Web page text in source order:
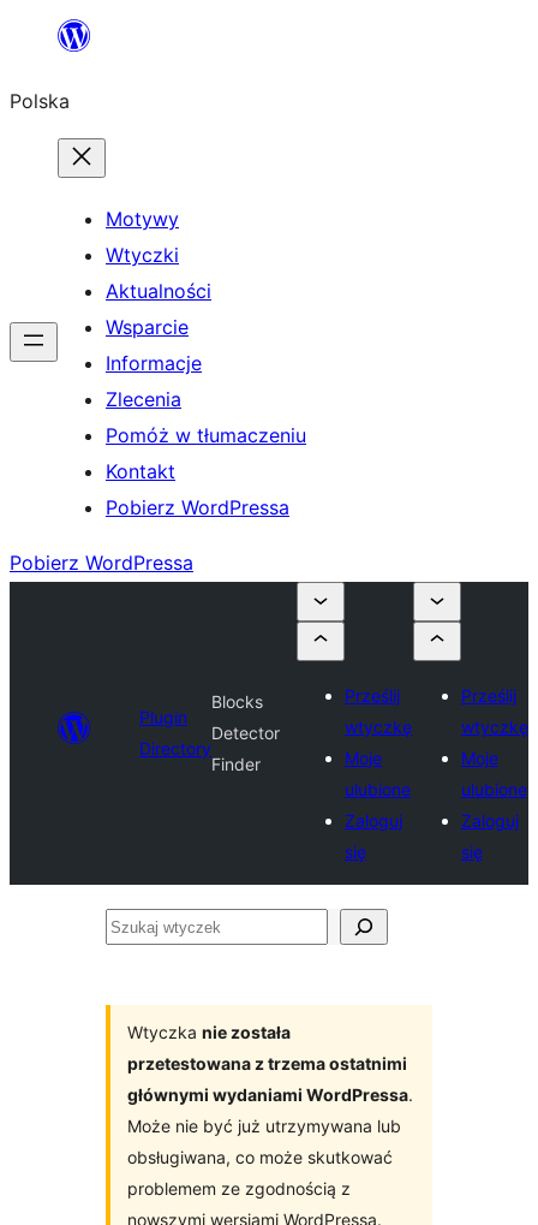
Przejdź
treści
Polska
Motywy
Wtyczki
Aktualności
Wsparcie
Informacje
Zlecenia
Pomóż w tłumaczeniu
Kontakt
Pobierz WordPressa
Pobierz WordPressa
Plugin
Directory
Blocks
Detector
Finder
Prześlij
wtyczkę
Moje
ulubione
Zaloguj
się
Prześlij
wtyczkę
Moje
ulubione
Zaloguj
się
Szukaj
Wtyczka nie została
przetestowana z trzema ostatnimi
głównymi wydaniami WordPressa.
Może nie być już utrzymywana lub
obsługiwana, co może skutkować
problemem ze zgodnością z
nowszymi wersjami WordPressa.